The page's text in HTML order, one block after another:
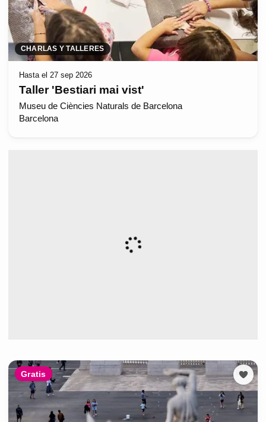
CHARLAS Y TALLERES
Hasta el 27 sep 2026
Taller 'Bestiari mai vist'
Museu de Ciències Naturals de Barcelona
Barcelona
Gratis